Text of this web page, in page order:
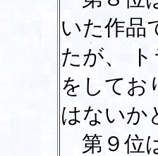
いた作品
たが、
をしてお
はないか
第９位